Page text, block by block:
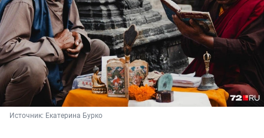
Источник: Екатерина Бурко